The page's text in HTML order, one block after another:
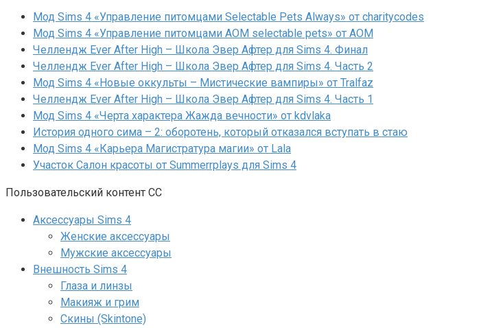
Мод Sims 4 «Управление питомцами Selectable Pets Always» от charitycodes
Мод Sims 4 «Управление питомцами AOM selectable pets» от AOM
Челлендж Ever After High – Школа Эвер Афтер для Sims 4. Финал
Челлендж Ever After High – Школа Эвер Афтер для Sims 4. Часть 2
Мод Sims 4 «Новые оккульты – Мистические вампиры» от Tralfaz
Челлендж Ever After High – Школа Эвер Афтер для Sims 4. Часть 1
Мод Sims 4 «Черта характера Жажда вечности» от kdvlaka
История одного сима – 2: оборотень, который отказался вступать в стаю
Мод Sims 4 «Карьера Магистратура магии» от Lala
Участок Салон красоты от Summerrplays для Sims 4
Пользовательский контент СС
Аксессуары Sims 4
Женские аксессуары
Мужские аксессуары
Внешность Sims 4
Глаза и линзы
Макияж и грим
Скины (Skintone)